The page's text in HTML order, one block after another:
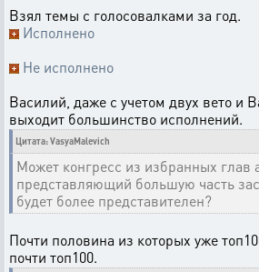
Взял темы с голосовалками за год.
Исполнено
Не исполнено
Василий, даже с учетом двух вето и
выходит большинство исполнений.
Цитата: VasyaMalevich
Может конгресс из избранных глав
представляющий большую часть
будет более представителен?
Почти половина из которых уже
почти топ100.